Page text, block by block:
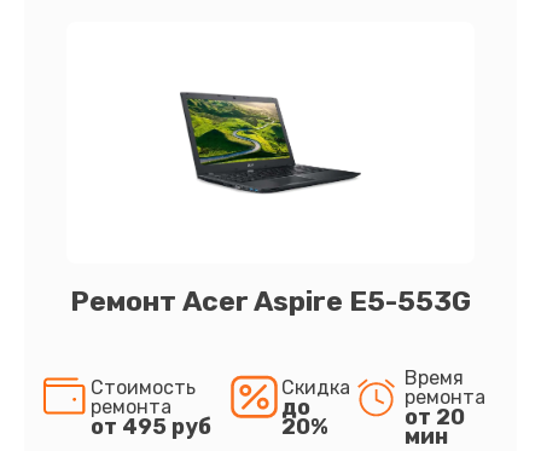
Ремонт Acer Aspire E5-553G
Стоимость
ремонта
от 495 руб
Скидка
до
20%
Время
ремонта
от 20
мин